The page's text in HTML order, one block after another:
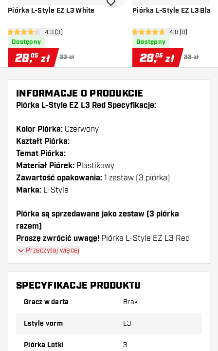
Piórka L-Style EZ L3 White
otwórz panel recenzji
4.3 gwiazdki oceny
4.3 (3)
Dostępny
28,05 zł 33 zł
dodaj do listy życzeń
Piórka L-Style EZ L3 Black
otwórz panel
4.8 gwiazdki oceny
4.8 (8)
Dostępny
28,05 zł 33 zł
INFORMACJE O PRODUKCIE
Piórka L-Style EZ L3 Red Specyfikacje:
Kolor Piórka: Czerwony
Kształt Piórka:
Temat Piórka:
Materiał Piórek: Plastikowy
Zawartość opakowania: 1 zestaw (3 piórka)
Marka: L-Style
Piórka są sprzedawane jako zestaw (3 piórka
razem)
Proszę zwrócić uwagę! Piórka L-Style EZ L3 Red
może być używany tylko z shafty L-Style lub shafty
nylonowym innych marek.
Dartshopper tip!
Upewnij się, że masz pod ręką dużo piórek i
shaftów. Mogą one zostać uszkodzone lub
złamane w wyniku użytkowania.
Przeczytaj więcej
SPECYFIKACJE PRODUKTU
Gracz w darta Brak
Lstyle vorm L3
Piórka Lotki 3